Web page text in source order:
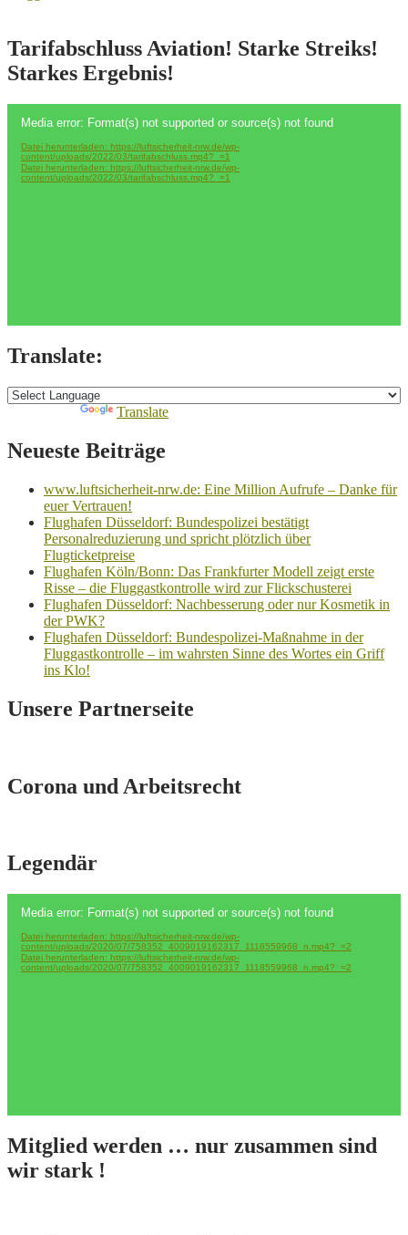
Tarifabschluss Aviation! Starke Streiks!
Starkes Ergebnis!
Player
Media error: Format(s) not supported or source(s) not found
Datei herunterladen: https://luftsicherheit-nrw.de/wp-
content/uploads/2022/03/tarifabschluss.mp4?_=1
Datei herunterladen: https://luftsicherheit-nrw.de/wp-
content/uploads/2022/03/tarifabschluss.mp4?_=1
Translate:
Translate
Neueste Beiträge
www.luftsicherheit-nrw.de: Eine Million Aufrufe – Danke für
euer Vertrauen!
Flughafen Düsseldorf: Bundespolizei bestätigt
Personalreduzierung und spricht plötzlich über
Flugticketpreise
Flughafen Köln/Bonn: Das Frankfurter Modell zeigt erste
Risse – die Fluggastkontrolle wird zur Flickschusterei
Flughafen Düsseldorf: Nachbesserung oder nur Kosmetik in
der PWK?
Flughafen Düsseldorf: Bundespolizei-Maßnahme in der
Fluggastkontrolle – im wahrsten Sinne des Wortes ein Griff
ins Klo!
Unsere Partnerseite
Corona und Arbeitsrecht
Legendär
Player
Media error: Format(s) not supported or source(s) not found
Datei herunterladen: https://luftsicherheit-nrw.de/wp-
content/uploads/2020/07/758352_4009019162317_1118559968_n.mp4?_=2
Datei herunterladen: https://luftsicherheit-nrw.de/wp-
content/uploads/2020/07/758352_4009019162317_1118559968_n.mp4?_=2
Mitglied werden … nur zusammen sind
wir stark !